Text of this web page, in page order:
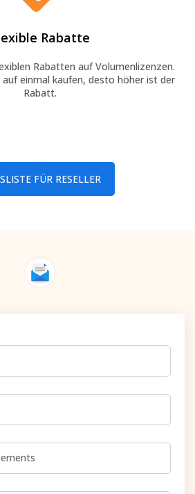
Rabatte
Rabatten auf Volumenlizenzen.
auf einmal kaufen, desto höher ist der
Rabatt.
FÜR RESELLER